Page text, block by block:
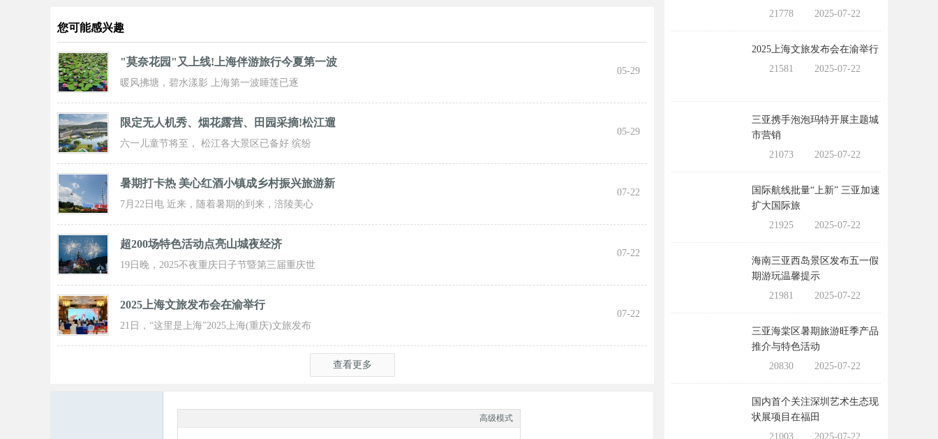
您可能感兴趣
"莫奈花园"又上线!上海伴游旅行今夏第一波
暖风拂塘，碧水漾影 上海第一波睡莲已逐
步“复苏” 粉白嫣红的花朵浮于水面 趁花期正
05-29
限定无人机秀、烟花露营、田园采摘!松江遛
六一儿童节将至， 松江各大景区已备好 缤纷
活动与超值福利， 从主题乐土到田园乡野，
05-29
暑期打卡热 美心红酒小镇成乡村振兴旅游新
7月22日电 近来，随着暑期的到来，涪陵美心
红酒小镇迎来了大批游客前来打卡，
07-22
超200场特色活动点亮山城夜经济
19日晚，2025不夜重庆日子节暨第三届重庆世
界啤酒文化节发动活动在重庆市九龙坡
07-22
2025上海文旅发布会在渝举行
21日，“这里是上海”2025上海(重庆)文旅发布
会在渝举行，全方位展示上海文旅
07-22
查看更多
高级模式
21778
2025-07-22
2025上海文旅发布会在渝举行
21581
2025-07-22
三亚携手泡泡玛特开展主题城
市营销
21073
2025-07-22
国际航线批量“上新” 三亚加速
扩大国际旅
21925
2025-07-22
海南三亚西岛景区发布五一假
期游玩温馨提示
21981
2025-07-22
三亚海棠区暑期旅游旺季产品
推介与特色活动
20830
2025-07-22
国内首个关注深圳艺术生态现
状展项目在福田
21003
2025-07-22